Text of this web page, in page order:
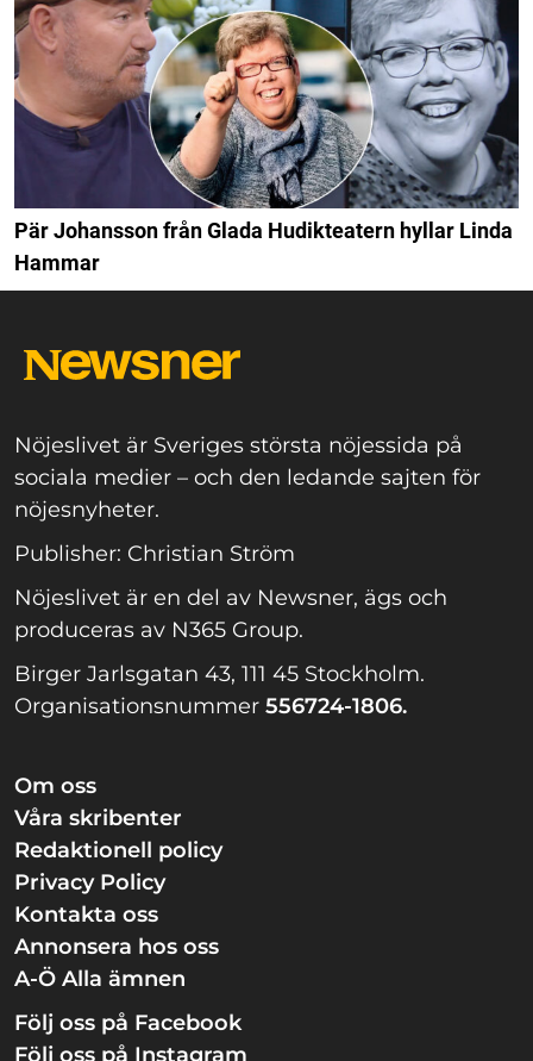
Pär Johansson från Glada Hudikteatern hyllar Linda
Hammar
Nöjeslivet är Sveriges största nöjessida på
sociala medier – och den ledande sajten för
nöjesnyheter.
Publisher: Christian Ström
Nöjeslivet är en del av Newsner, ägs och
produceras av N365 Group.
Birger Jarlsgatan 43, 111 45 Stockholm.
Organisationsnummer 556724-1806.
Om oss
Våra skribenter
Redaktionell policy
Privacy Policy
Kontakta oss
Annonsera hos oss
A-Ö Alla ämnen
Följ oss på Facebook
Följ oss på Instagram